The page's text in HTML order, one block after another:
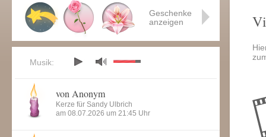
Geschenke
anzeigen
Musik:
von Anonym
Kerze für Sandy Ulbrich
am 08.07.2026 um 21:45 Uhr